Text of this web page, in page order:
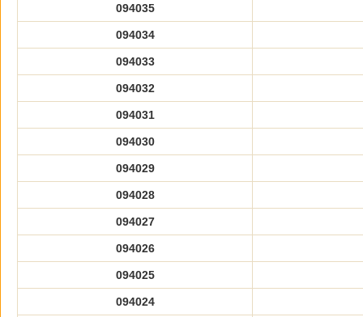
094035
094034
094033
094032
094031
094030
094029
094028
094027
094026
094025
094024